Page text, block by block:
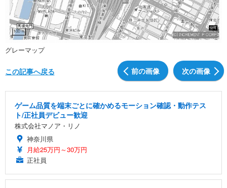
グレーマップ
前の画像 次の画像
この記事へ戻る
ゲーム品質を端末ごとに確かめるモーション確認・動作テス
ト/正社員デビュー歓迎
株式会社マノア・リノ
神奈川県
月給25万円～30万円
正社員